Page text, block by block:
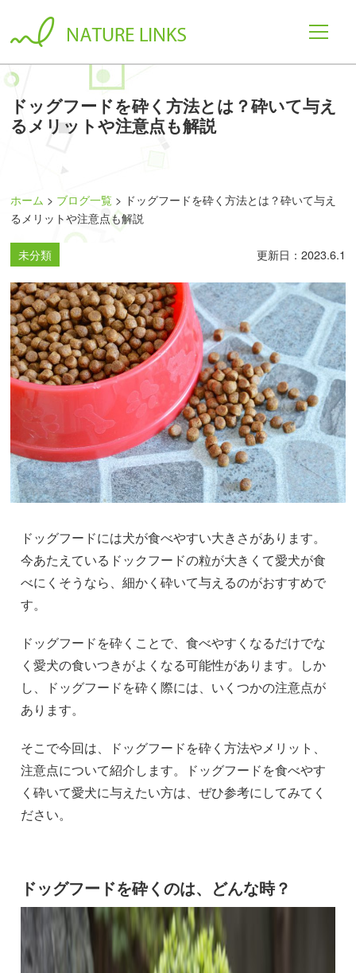
ドッグフードを砕く方法とは？砕いて与え
るメリットや注意点も解説
ホーム ブログ一覧
ドッグフードを砕く方法とは？砕いて与え
るメリットや注意点も解説
未分類 更新日：2023.6.1
ドッグフードには犬が食べやすい大きさがあります。
今あたえているドックフードの粒が大きくて愛犬が食
べにくそうなら、細かく砕いて与えるのがおすすめで
す。
ドッグフードを砕くことで、食べやすくなるだけでな
く愛犬の食いつきがよくなる可能性があります。しか
し、ドッグフードを砕く際には、いくつかの注意点が
あります。
そこで今回は、ドッグフードを砕く方法やメリット、
注意点について紹介します。ドッグフードを食べやす
く砕いて愛犬に与えたい方は、ぜひ参考にしてみてく
ださい。
ドッグフードを砕くのは、どんな時？